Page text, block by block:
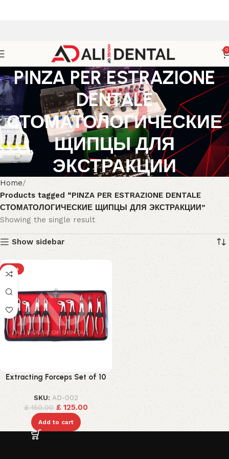
0
PINZA PER ESTRAZIONE
DENTALE
СТОМАТОЛОГИЧЕСКИЕ
ЩИПЦЫ ДЛЯ
ЭКСТРАКЦИИ
Home
Products tagged “PINZA PER ESTRAZIONE DENTALE
СТОМАТОЛОГИЧЕСКИЕ ЩИПЦЫ ДЛЯ ЭКСТРАКЦИИ”
Showing the single result
Show sidebar
-17%
Extracting Forceps Set of 10
SKU: AD-002
£150.00 £125.00
Add to cart